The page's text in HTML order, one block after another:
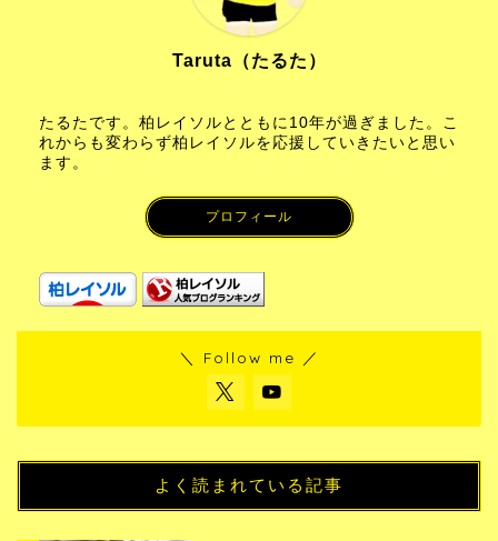
Taruta（たるた）
たるたです。柏レイソルとともに10年が過ぎました。こ
れからも変わらず柏レイソルを応援していきたいと思い
ます。
プロフィール
＼ Follow me ／
よく読まれている記事